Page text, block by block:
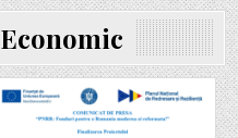
Economic
Posted